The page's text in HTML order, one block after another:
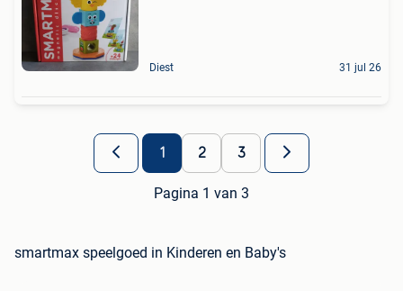
Diest 31 jul 26
1 2 3
Pagina 1 van 3
smartmax speelgoed in Kinderen en Baby's